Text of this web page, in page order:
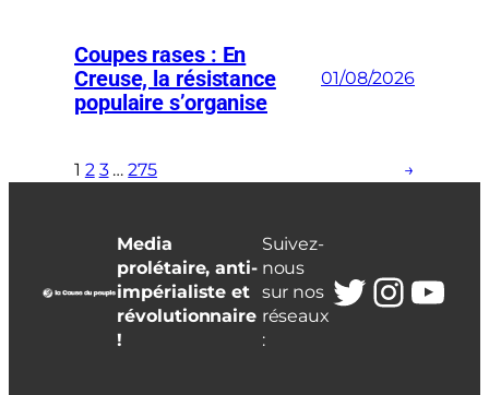
Coupes rases : En
Creuse, la résistance
populaire s’organise
01/08/2026
1 2 3 … 275 →
Media
prolétaire, anti-
impérialiste et
révolutionnaire
!
Suivez-
nous
sur nos
réseaux
:
Twitter